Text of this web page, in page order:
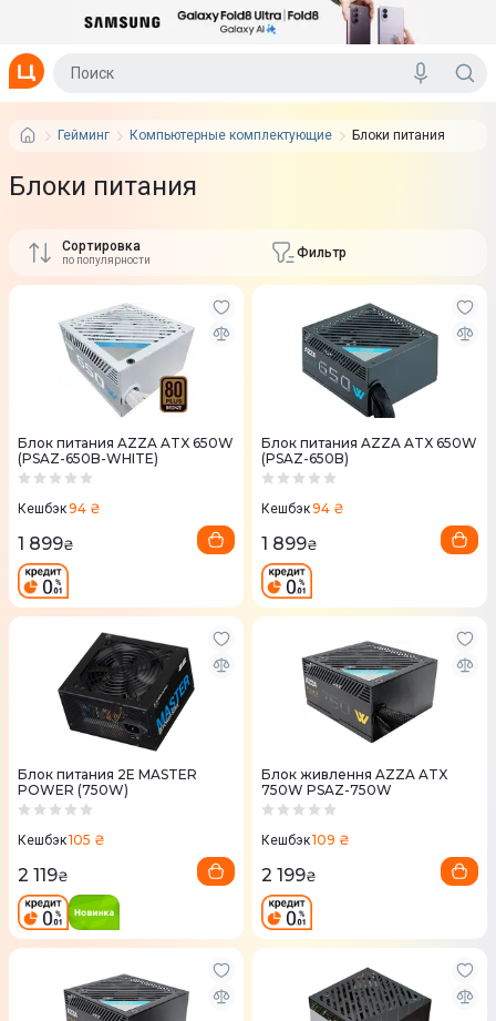
Гейминг Компьютерные комплектующие Блоки питания
Блоки питания
Сортировка
по популярности Фильтр
Блок питания AZZA ATX 650W
(PSAZ-650B-WHITE)
Кешбэк94 ₴
1 899₴
Блок питания AZZA ATX 650W
(PSAZ-650B)
Кешбэк94 ₴
1 899₴
Блок питания 2E MASTER
POWER (750W)
Кешбэк105 ₴
2 119₴
Блок живлення AZZA ATX
750W PSAZ-750W
Кешбэк109 ₴
2 199₴